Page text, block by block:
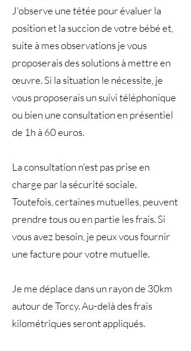
J'observe une tétée pour évaluer la
position et la succion de votre bébé et,
suite à mes observations je vous
proposerais des solutions à mettre en
œuvre. Si la situation le nécessite, je
vous proposerais un suivi téléphonique
ou bien une consultation en présentiel
de 1h à 60 euros.
La consultation n'est pas prise en
charge par la sécurité sociale.
Toutefois, certaines mutuelles, peuvent
prendre tous ou en partie les frais. Si
vous avez besoin, je peux vous fournir
une facture pour votre mutuelle.
Je me déplace dans un rayon de 30km
autour de Torcy. Au-delà des frais
kilométriques seront appliqués.